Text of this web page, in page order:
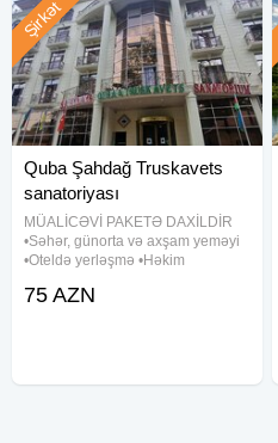
Quba Şahdağ Truskavets
sanatoriyası
MÜALİCƏVİ PAKETƏ DAXİLDİR
•Səhər, günorta və axşam yeməyi
•Oteldə yerləşmə •Həkim
müayinələr •Gündəlik 5 müalicəvi
Şirkət
75 AZN